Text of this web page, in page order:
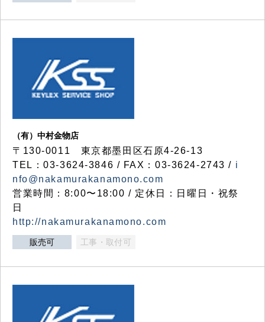
（有）中村金物店
〒130-0011 東京都墨田区石原4-26-13
TEL：03-3624-3846 / FAX：03-3624-2743 / i
nfo@nakamurakanamono.com
営業時間：8:00〜18:00 / 定休日：日曜日・祝祭
日
http://nakamurakanamono.com
販売可 工事・取付可